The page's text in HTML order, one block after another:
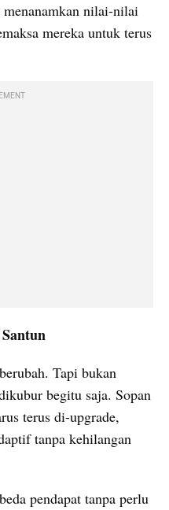
nilai-nilai
mereka untuk terus
Tapi bukan
begitu saja. Sopan
terus di-upgrade,
tanpa kehilangan
pendapat tanpa perlu